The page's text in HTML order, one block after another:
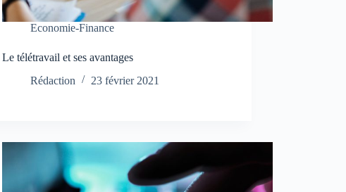
Economie-Finance
Le télétravail et ses avantages
Rédaction
23 février 2021